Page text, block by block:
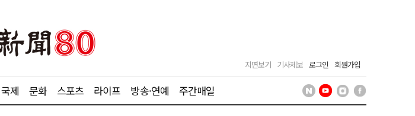
지면보기 기사제보 로그인 회원가입
국제 문화 스포츠 라이프 방송·연예 주간매일